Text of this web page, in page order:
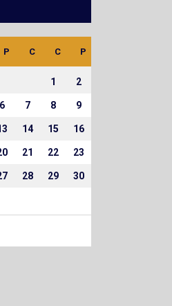
P C C P
1 2
6 7 8 9
14 15 16
21 22 23
28 29 30